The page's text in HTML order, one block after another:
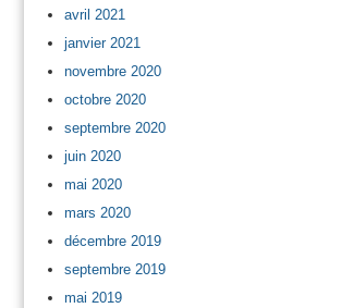
avril 2021
janvier 2021
novembre 2020
octobre 2020
septembre 2020
juin 2020
mai 2020
mars 2020
décembre 2019
septembre 2019
mai 2019